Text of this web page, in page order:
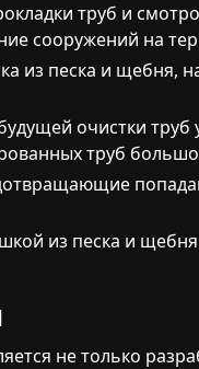
труб и
сооружений на
из песка и щебня,
очистки труб
труб
из песка и
не только